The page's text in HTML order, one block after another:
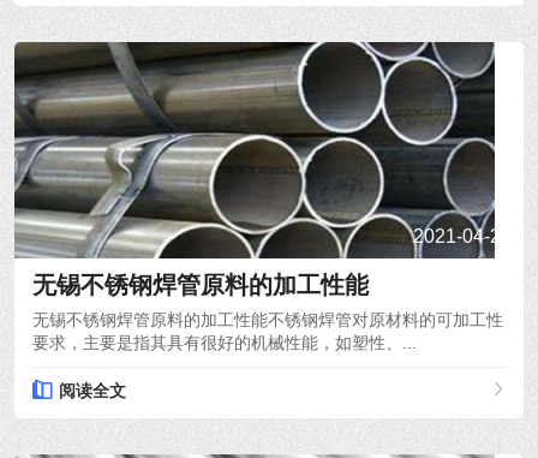
2021-04-22
无锡不锈钢焊管原料的加工性能
无锡不锈钢焊管原料的加工性能不锈钢焊管对原材料的可加工性
要求，主要是指其具有很好的机械性能，如塑性、...
阅读全文